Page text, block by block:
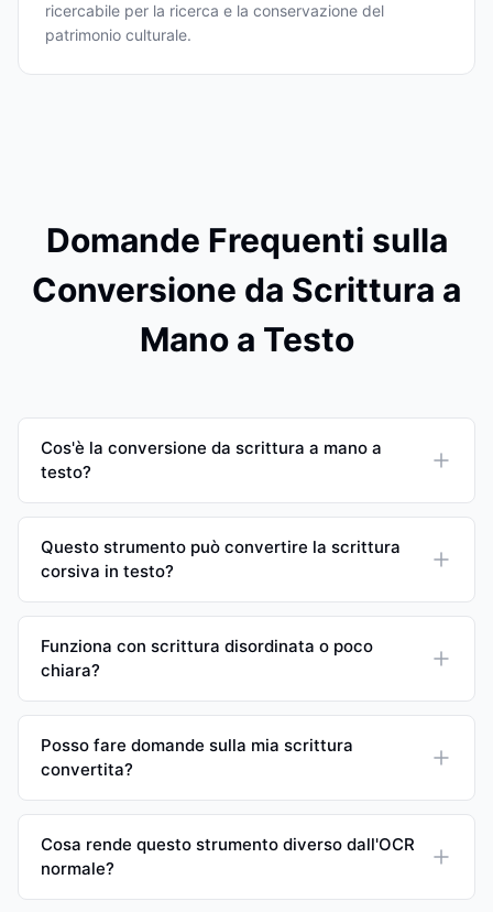
ricercabile per la ricerca e la conservazione del
patrimonio culturale.
Domande Frequenti sulla
Conversione da Scrittura a
Mano a Testo
Cos'è la conversione da scrittura a mano a
testo?
Questo strumento può convertire la scrittura
corsiva in testo?
Funziona con scrittura disordinata o poco
chiara?
Posso fare domande sulla mia scrittura
convertita?
Cosa rende questo strumento diverso dall'OCR
normale?